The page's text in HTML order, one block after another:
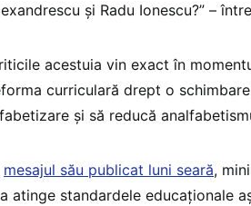
și Radu Ionescu?” –
acestuia vin exact în
curriculară drept o
și să reducă
mesajul său publicat luni seară,
atinge standardele educaționale